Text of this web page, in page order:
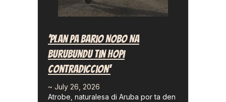
‘Plan Pa Bario Nobo Na
Burubundu Tin Hopi
Contradiccion’
~ July 26, 2026
Atrobe, naturalesa di Aruba por ta den